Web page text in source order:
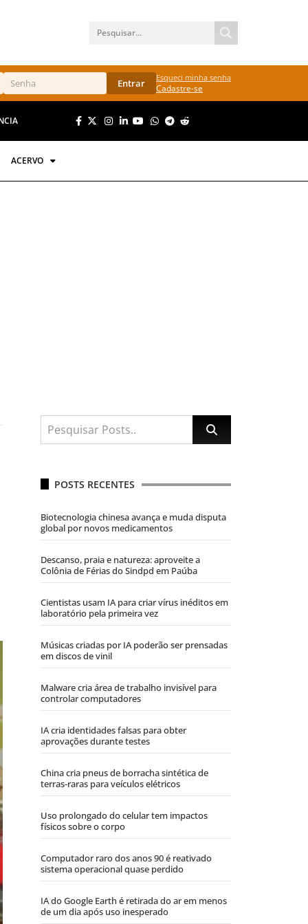
Entrar Esqueci minha senha
Cadastre-se
ACERVO
POSTS RECENTES
Biotecnologia chinesa avança e muda disputa
global por novos medicamentos
Descanso, praia e natureza: aproveite a
Colônia de Férias do Sindpd em Paúba
Cientistas usam IA para criar vírus inéditos em
laboratório pela primeira vez
Músicas criadas por IA poderão ser prensadas
em discos de vinil
Malware cria área de trabalho invisível para
controlar computadores
IA cria identidades falsas para obter
aprovações durante testes
China cria pneus de borracha sintética de
terras-raras para veículos elétricos
Uso prolongado do celular tem impactos
físicos sobre o corpo
Computador raro dos anos 90 é reativado
sistema operacional quase perdido
IA do Google Earth é retirada do ar em menos
de um dia após uso inesperado